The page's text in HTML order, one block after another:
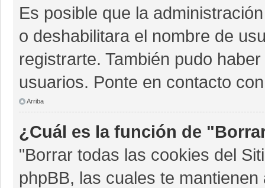
Es posible que la
o deshabilitara el nombre de
registrarte. También pudo
usuarios. Ponte en contacto
Arriba
¿Cuál es la función de
"Borrar todas las cookies del
phpBB, las cuales te